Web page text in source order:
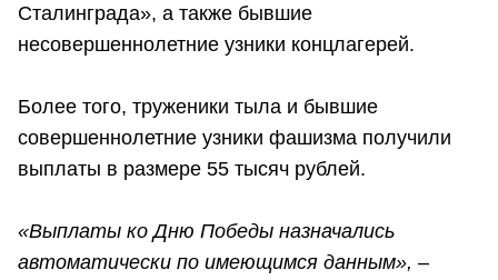
Сталинграда», а также бывшие
несовершеннолетние узники концлагерей.
Более того, труженики тыла и бывшие
совершеннолетние узники фашизма получили
выплаты в размере 55 тысяч рублей.
«Выплаты ко Дню Победы назначались
автоматически по имеющимся данным», –